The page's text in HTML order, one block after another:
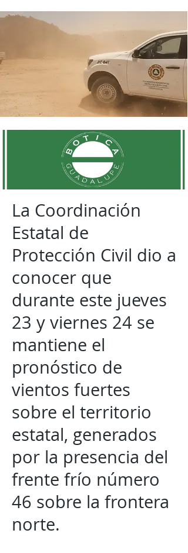
La Coordinación
Estatal de
Protección Civil dio a
conocer que
durante este jueves
23 y viernes 24 se
mantiene el
pronóstico de
vientos fuertes
sobre el territorio
estatal, generados
por la presencia del
frente frío número
46 sobre la frontera
norte.